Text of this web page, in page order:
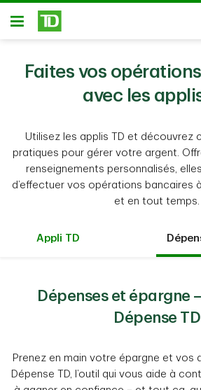
Passer au contenu principal
Ouvert
Faites vos
avec les
Utilisez les applis TD et découvrez
pratiques pour gérer votre argent.
renseignements personnalisés,
d’effectuer vos opérations bancaires
et en tout temps.
Appli TD
Dépenses et épargne
Dépense TD
Prenez en main votre épargne et vos
Dépense TD, l’outil qui vous aide à